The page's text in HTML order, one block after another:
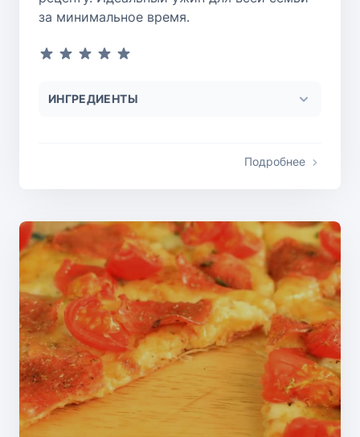
за минимальное время.
ИНГРЕДИЕНТЫ
Подробнее